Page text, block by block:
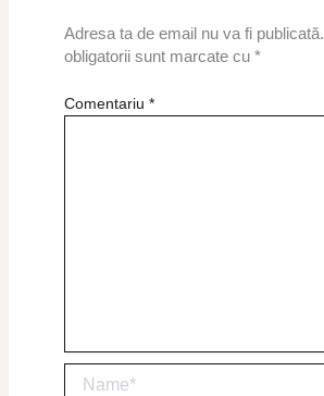
Adresa ta de email nu va fi publicată.
obligatorii sunt marcate cu *
Comentariu *